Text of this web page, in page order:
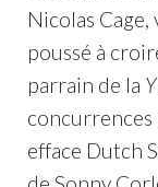
Nicolas
poussé à
parrain de la
concurrences
efface Dutch